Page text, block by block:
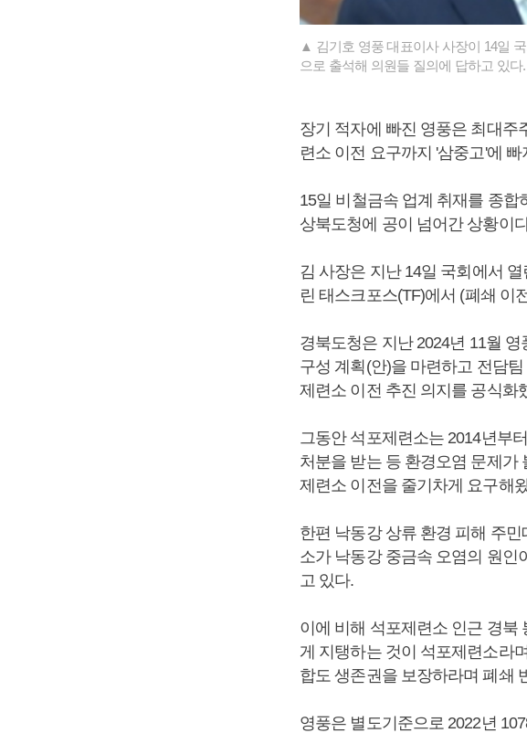
▲ 김기호 영풍 대표이사 사장이 14일
으로 출석해 의원들 질의에 답하고 있
장기 적자에 빠진 영풍은 최대주
련소 이전 요구까지 '삼중고'에
15일 비철금속 업계 취재를 종합
상북도청에 공이 넘어간 상황이
김 사장은 지난 14일 국회에서
린 태스크포스(TF)에서 (폐쇄 이
경북도청은 지난 2024년 11월
구성 계획(안)을 마련하고 전담
제련소 이전 추진 의지를 공식화
그동안 석포제련소는 2014년부
처분을 받는 등 환경오염 문제가
제련소 이전을 줄기차게 요구해
한편 낙동강 상류 환경 피해 주
소가 낙동강 중금속 오염의 원인
고 있다.
이에 비해 석포제련소 인근 경북
게 지탱하는 것이 석포제련소라
합도 생존권을 보장하라며 폐쇄
영풍은 별도기준으로 2022년